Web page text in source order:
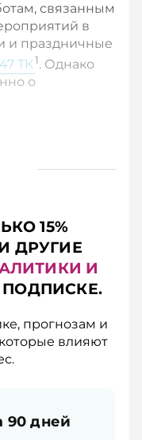
связанным
в
и праздничные
ТК1. Однако
о
15%
ДРУГИЕ
И
прогнозам и
влияют
90 дней